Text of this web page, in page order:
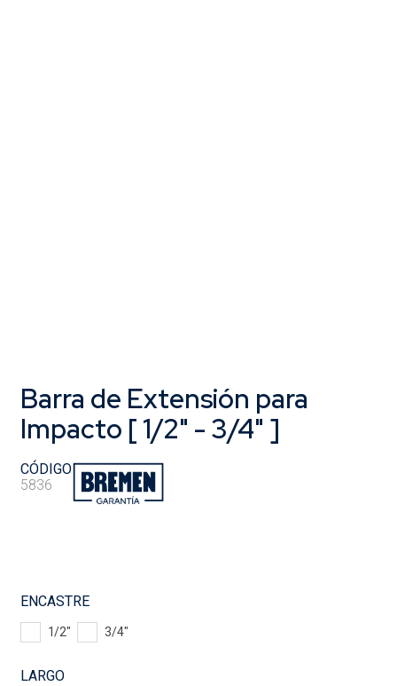
Barra de Extensión para
Impacto [ 1/2" - 3/4" ]
CÓDIGO
5836
ENCASTRE
1/2" 3/4"
LARGO